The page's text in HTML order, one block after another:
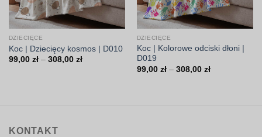
DZIECIĘCE
Koc | Dziecięcy kosmos | D010
99,00 zł – 308,00 złZakres
DZIECIĘCE
Koc | Kolorowe odciski dłoni |
D019
99,00 zł – 308,00 złZakres
KONTAKT